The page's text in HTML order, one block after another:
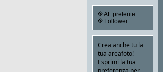
AF preferite
Follower
Crea anche tu la
tua areafoto!
Esprimi la tua